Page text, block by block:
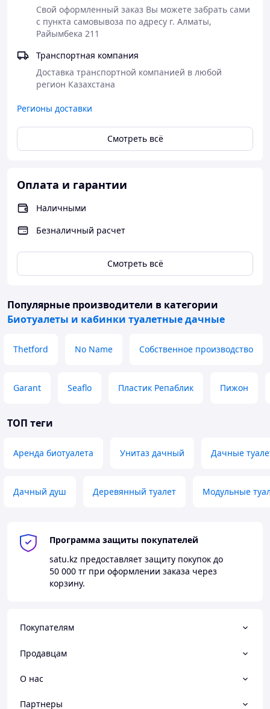
Свой оформленный заказ Вы можете забрать сами
с пункта самовывоза по адресу г. Алматы,
Райымбека 211
Транспортная компания
Доставка транспортной компанией в любой
регион Казахстана
Регионы доставки
Смотреть всё
Оплата и гарантии
Наличными
Безналичный расчет
Смотреть всё
Популярные производители в категории
Биотуалеты и кабинки туалетные дачные
Thetford No Name Собственное производство
Garant Seaflo Пластик Репаблик Пижон
ТОП теги
Аренда биотуалета Унитаз дачный Дачные
Дачный душ Деревянный туалет Модульные
Программа защиты покупателей
satu.kz предоставляет защиту покупок до
50 000 тг при оформлении заказа через
корзину.
Покупателям
Продавцам
О нас
Партнеры